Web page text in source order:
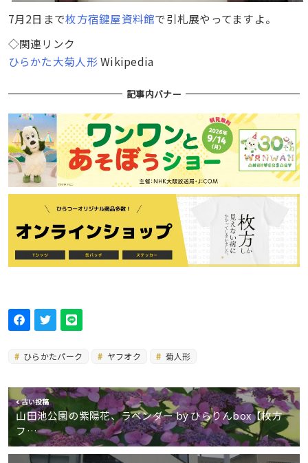
7月2日まで枚方宿鍵屋資料館で引札展やってますよ。
◇関連リンク
ひらかた大菊人形Wikipedia
記事内バナー
ひらかたパーク ヤフオク 菊人形
古い投稿
山田池公園の紫陽花、ラベンダー by ひらりんbox【枚方
フ…